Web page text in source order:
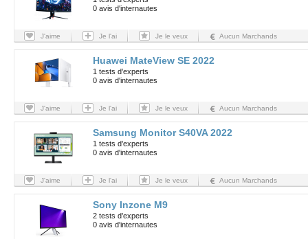
0 avis d'internautes
J'aime Je l'ai Je le veux Aucun Marchands
Huawei MateView SE 2022
1 tests d’experts
0 avis d'internautes
J'aime Je l'ai Je le veux Aucun Marchands
Samsung Monitor S40VA 2022
1 tests d’experts
0 avis d'internautes
J'aime Je l'ai Je le veux Aucun Marchands
Sony Inzone M9
2 tests d’experts
0 avis d'internautes